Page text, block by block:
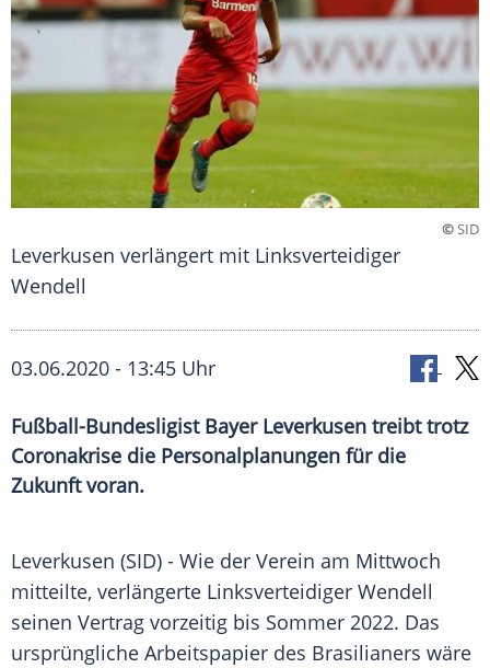
©SID
Leverkusen verlängert mit Linksverteidiger
Wendell
03.06.2020 - 13:45 Uhr
Fußball-Bundesligist Bayer Leverkusen treibt trotz
Coronakrise die Personalplanungen für die
Zukunft voran.
Leverkusen (SID) - Wie der Verein am Mittwoch
mitteilte, verlängerte Linksverteidiger Wendell
seinen Vertrag vorzeitig bis Sommer 2022. Das
ursprüngliche Arbeitspapier des Brasilianers wäre